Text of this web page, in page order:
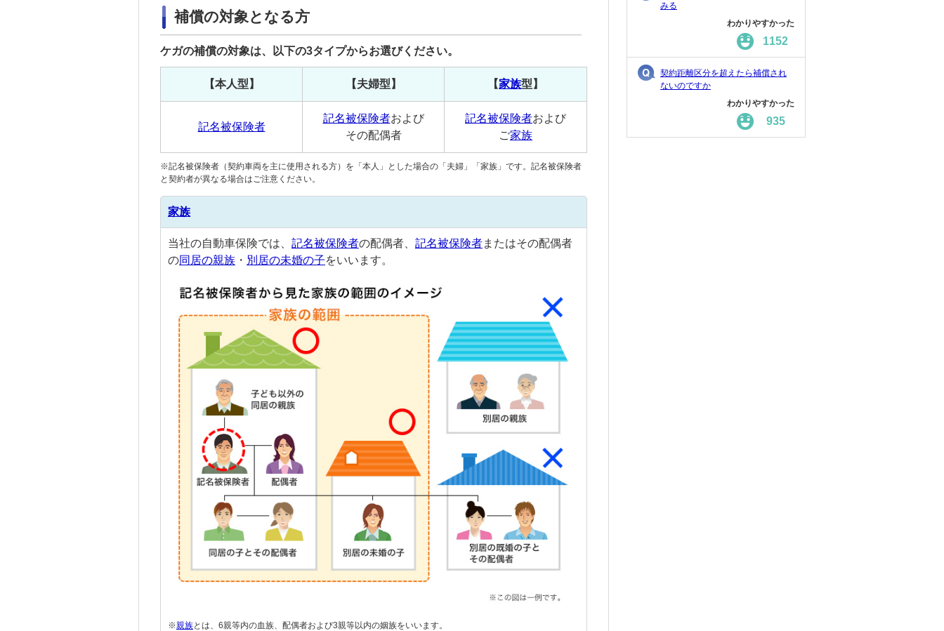
補償の対象となる方
ケガの補償の対象は、以下の3タイプからお選びください。
【本人型】 【夫婦型】 【家族型】
記名被保険者
記名被保険者および
その配偶者
記名被保険者および
ご家族
※記名被保険者 （契約車両を主に使用される方）を「本人」とした場合の「夫婦」「 家族 」です。 記名被保険者
と契約者が異なる場合はご注意ください。
家族
当社の自動車保険では、 記名被保険者の配偶者、 記名被保険者またはその配偶者
の同居の親族 ・ 別居の未婚の子をいいます。
※親族とは、6親等内の血族、配偶者および3親等以内の姻族をいいます。
みる
わかりやすかった
1152
契約距離区分を超えたら補償され
ないのですか
わかりやすかった
935